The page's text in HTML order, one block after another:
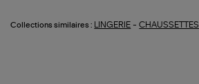
Collections similaires : LINGERIE -CHAUSSETTES